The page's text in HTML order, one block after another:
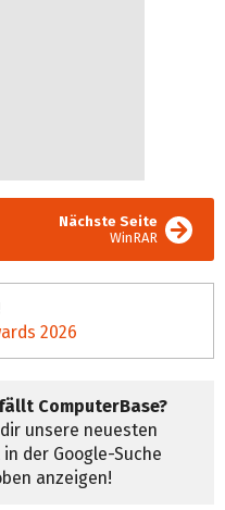
Nächste Seite
WinRAR
2026
ComputerBase?
unsere neuesten
der Google-Suche
anzeigen!